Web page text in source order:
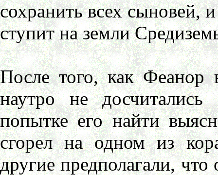
сохранить всех сыновей,
ступит на земли
После того, как Феанор
наутро не
попытке его найти
сгорел на одном из
другие предполагали,